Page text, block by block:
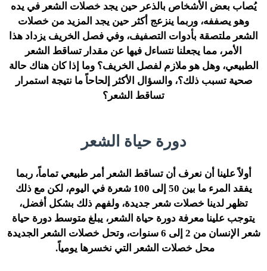
يُصاب بعض الأشخاص بالذعر حين يجد خصلات الشعر في يده
وهو يصففه، وربما ينزعج أكثر حين يجد المزيد من خصلات
الشعر ملتصقة بأدوات التصفيف، وفي فصل الخريف يزداد هذا
الأمر، مما يجعلنا نتساءل فيها عن مقدار تساقط الشعر
الطبيعي، وهل هو ملازم لفصل الخريف؟ وما إذا كان هناك حالة
صحية تسبب ذلك؟، والسؤال الأكثر إلحاحاً ما نتيجة استمرار
تساقط الشعر؟
دورة حياة الشعر
أولاً علينا أن نعرف أن تساقط الشعر أمر طبيعي تماماً، ربما
يفقد المرء ما بين 50 إلى 100 شعرة في اليوم، لكن مع ذلك
تظهر لدينا خصلات شعر جديدة، ولفهم ذلك بشكل أفضل،
يتوجب علينا معرفة دورة حياة الشعر، يبلغ متوسط ​​دورة حياة
شعر الإنسان من 2 إلى 6 سنوات، وتحل خصلات الشعر الجديدة
محل خصلات الشعر التي نخسرها يومياً.